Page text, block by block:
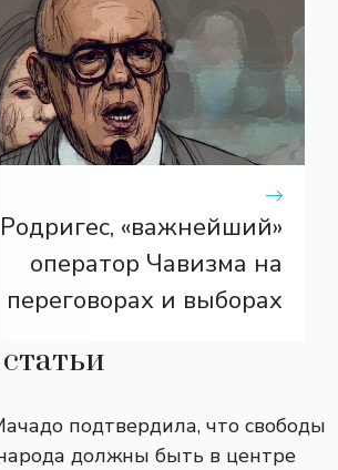
«важнейший»
оператор Чавизма на
переговорах и выборах
подтвердила, что свободы
народа должны быть в центре